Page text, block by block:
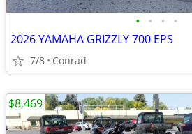
• • • •
2026 YAMAHA GRIZZLY 700 EPS
7/8 Conrad
$8,469